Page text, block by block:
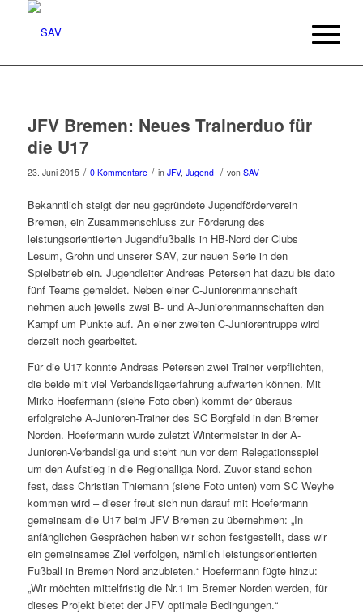
JFV Bremen: Neues Trainerduo für
die U17
23. Juni 2015 / 0 Kommentare / in JFV, Jugend / von SAV
Bekanntlich steigt der neu gegründete Jugendförderverein
Bremen, ein Zusammenschluss zur Förderung des
leistungsorientierten Jugendfußballs in HB-Nord der Clubs
Lesum, Grohn und unserer SAV, zur neuen Serie in den
Spielbetrieb ein. Jugendleiter Andreas Petersen hat dazu bis dato
fünf Teams gemeldet. Neben einer C-Juniorenmannschaft
nehmen auch jeweils zwei B- und A-Juniorenmannschaften den
Kampf um Punkte auf. An einer zweiten C-Juniorentruppe wird
derzeit noch gearbeitet.
Für die U17 konnte Andreas Petersen zwei Trainer verpflichten,
die beide mit viel Verbandsligaerfahrung aufwarten können. Mit
Mirko Hoefermann (siehe Foto oben) kommt der überaus
erfolgreiche A-Junioren-Trainer des SC Borgfeld in den Bremer
Norden. Hoefermann wurde zuletzt Wintermeister in der A-
Junioren-Verbandsliga und steht nun vor dem Relegationsspiel
um den Aufstieg in die Regionalliga Nord. Zuvor stand schon
fest, dass Christian Thiemann (siehe Foto unten) vom SC Weyhe
kommen wird – dieser freut sich nun darauf mit Hoefermann
gemeinsam die U17 beim JFV Bremen zu übernehmen: „In
anfänglichen Gesprächen haben wir schon festgestellt, dass wir
ein gemeinsames Ziel verfolgen, nämlich leistungsorientierten
Fußball in Bremen Nord anzubieten.“ Hoefermann fügte hinzu:
„Wir möchten mittelfristig die Nr.1 im Bremer Norden werden, für
dieses Projekt bietet der JFV optimale Bedingungen.“